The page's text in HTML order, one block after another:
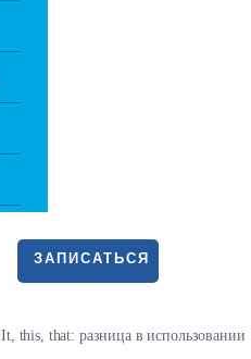
ЗАПИСАТЬСЯ
It, this, that: разница в использовании